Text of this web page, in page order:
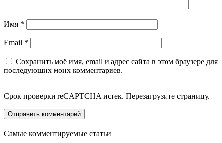
Имя *
Email *
Сохранить моё имя, email и адрес сайта в этом браузере для
последующих моих комментариев.
Срок проверки reCAPTCHA истек. Перезагрузите страницу.
Самые комментируемые статьи